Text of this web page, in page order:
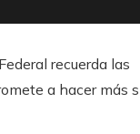
recuerda las
a hacer más